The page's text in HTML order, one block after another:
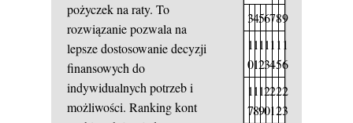
pożyczek na raty. To
rozwiązanie pozwala na
lepsze dostosowanie decyzji
finansowych do
indywidualnych potrzeb i
możliwości. Ranking kont
3456789
1
0
1
1
1
2
1
3
1
4
1
5
1
6
1
7
1
8
1
9
2
0
2
1
2
2
2
3